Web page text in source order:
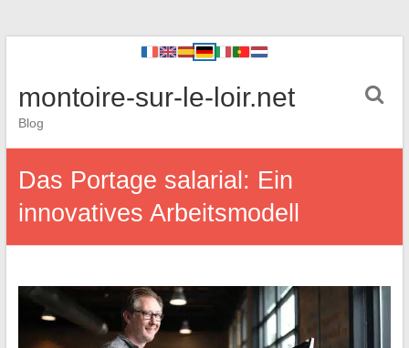
montoire-sur-le-loir.net
Blog
Das Portage salarial: Ein
innovatives Arbeitsmodell